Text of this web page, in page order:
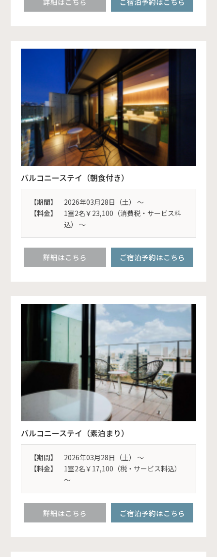
バルコニーステイ（朝食付き）
【期間】
2026年03月28日（土） 〜
【料金】
1室2名￥23,100（消費税・サービス料
込） ～
詳細はこちら ご宿泊予約はこちら
バルコニーステイ（素泊まり）
【期間】
2026年03月28日（土） 〜
【料金】
1室2名￥17,100（税・サービス料込）
～
詳細はこちら ご宿泊予約はこちら